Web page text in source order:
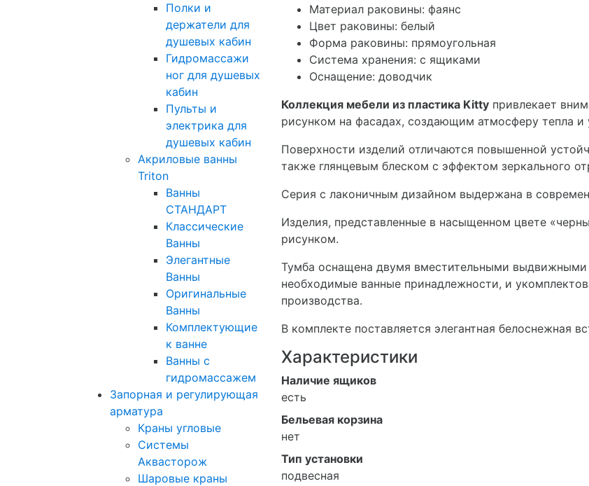
Полки и
держатели для
душевых кабин
Гидромассажи
ног для душевых
кабин
Пульты и
электрика для
душевых кабин
Акриловые ванны
Triton
Ванны
СТАНДАРТ
Классические
Ванны
Элегантные
Ванны
Оригинальные
Ванны
Комплектующие
к ванне
Ванны с
гидромассажем
Запорная и регулирующая
арматура
Краны угловые
Системы
Аквасторож
Шаровые краны
Материал раковины: фаянс
Цвет раковины: белый
Форма раковины: прямоугольная
Система хранения: с ящиками
Оснащение: доводчик
Коллекция мебели из пластика Kitty привлекает
рисунком на фасадах, создающим атмосферу тепла и
Поверхности изделий отличаются повышенной
также глянцевым блеском с эффектом зеркального
Серия с лаконичным дизайном выдержана в
Изделия, представленные в насыщенном цвете
рисунком.
Тумба оснащена двумя вместительными
необходимые ванные принадлежности, и
производства.
В комплекте поставляется элегантная белоснежная
Характеристики
Наличие ящиков
есть
Бельевая корзина
нет
Тип установки
подвесная